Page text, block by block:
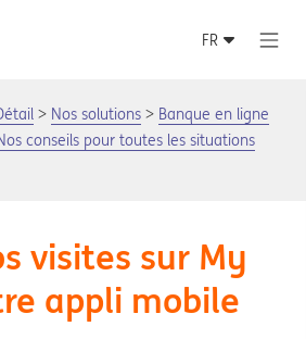
Nos solutions
Banque en ligne
conseils pour toutes les situations
visites sur My
appli mobile